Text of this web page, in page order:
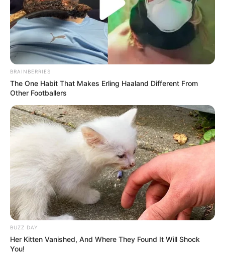
Pada tahun 2004, ia melakukan tur konser pertamanya di Jepang.
Tur konser Rainy Day-nya terjual habis di seluruh Asia dan dia
menjadi pujaan hati jutaan penggemar di seluruh dunia.
Untuk karir internasional, ia pernah membintangi beberapa film
Hollywood mulai dariSpeed Racer(2008),Ninja Assassin(2009),
danThe Prince(2014).
Pada tahun 2022, ia membintangi drama tvN berjudulThe Ghost
setelah sebelumnya membintangi drama MBC
Welcome 2
Life(2019).
Baca juga:Biodata, Profil, dan Fakta Daud Kim
BRAINBERRIES
The One Habit That Makes Erling Haaland Different From
Other Footballers
BUZZ DAY
Her Kitten Vanished, And Where They Found It Will Shock
You!